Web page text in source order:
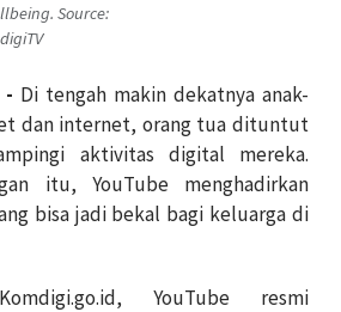
Source:
- Di tengah makin dekatnya anak-
dan internet, orang tua dituntut
aktivitas digital mereka.
itu, YouTube menghadirkan
bisa jadi bekal bagi keluarga di
YouTube resmi